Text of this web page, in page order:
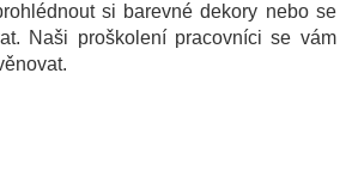
si barevné dekory nebo se
Naši proškolení pracovníci se vám